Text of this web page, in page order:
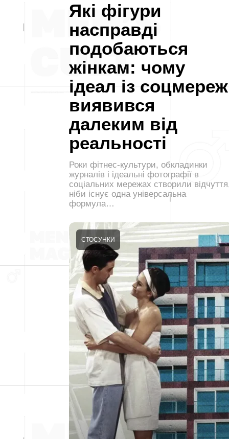
Які фігури
насправді
подобаються
жінкам: чому
ідеал із соцмереж
виявився
далеким від
реальності
Роки фітнес-культури, обкладинки
журналів і ідеальні фотографії в
соціальних мережах створили
ніби існує одна універсальна
формула…
СТОСУНКИ